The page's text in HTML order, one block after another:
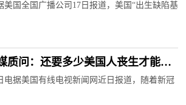
人口“最受伤”0世界速看
美国全国广播公司17日报道，美国“出生缺陷基
质问：还要多少美国人丧生才能增
务的支持？1焦点日报
电据美国有线电视新闻网近日报道，随着新冠